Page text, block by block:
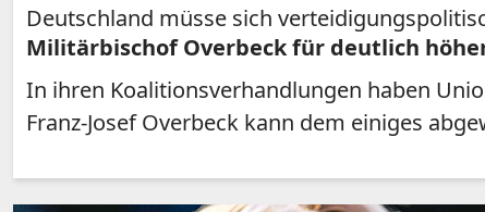
Deutschland müsse sich
Militärbischof Overbeck für deutlich
In ihren Koalitionsverhandlungen haben
Franz-Josef Overbeck kann dem einiges